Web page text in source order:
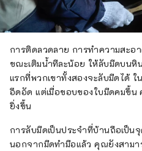
การติดลวดลาย การทำความสะอ
ขณะเติมน้ำทีละน้อย ให้ลับมีดบนหิ
แรกที่พวกเขาทั้งสองจะลับมีดได้
อึดอัด แต่เมื่อขอบของใบมีดคมขึ้
ยิ่งขึ้น
การลับมีดเป็นประจำที่บ้านถือเป็
นอกจากมีดทำมือแล้ว คุณยังสามา